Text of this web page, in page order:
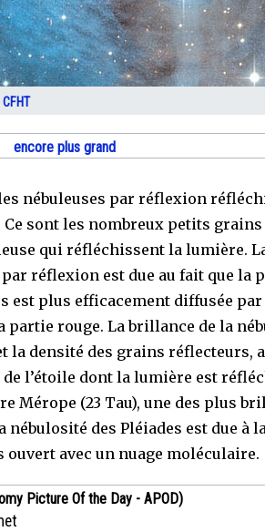
CFHT
encore plus grand
nébuleuses par réflexion
sont les nombreux petits grains
qui réfléchissent la lumière.
réflexion est due au fait que la
est plus efficacement diffusée par
partie rouge. La brillance de la
la densité des grains réflecteurs,
l’étoile dont la lumière est
Mérope (23 Tau), une des plus
nébulosité des Pléiades est due à la
avec un nuage moléculaire.
Picture Of the Day - APOD)